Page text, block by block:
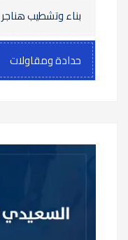
بناء وتشطيب هناجر
حدادة ومقاولات